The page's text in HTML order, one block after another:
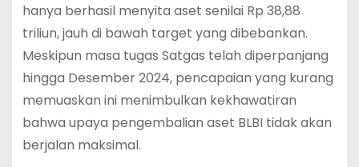
hanya berhasil menyita aset senilai Rp 38,88
triliun, jauh di bawah target yang dibebankan.
Meskipun masa tugas Satgas telah diperpanjang
hingga Desember 2024, pencapaian yang kurang
memuaskan ini menimbulkan kekhawatiran
bahwa upaya pengembalian aset BLBI tidak akan
berjalan maksimal.